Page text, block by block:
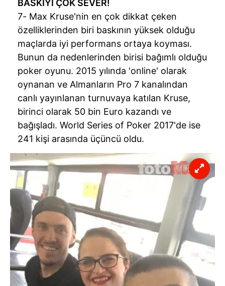
BASKIYI ÇOK SEVER!
7- Max Kruse'nin en çok dikkat çeken
özelliklerinden biri baskının yüksek olduğu
maçlarda iyi performans ortaya koyması.
Bunun da nedenlerinden birisi bağımlı olduğu
poker oyunu. 2015 yılında 'online' olarak
oynanan ve Almanların Pro 7 kanalından
canlı yayınlanan turnuvaya katılan Kruse,
birinci olarak 50 bin Euro kazandı ve
bağışladı. World Series of Poker 2017'de ise
241 kişi arasında üçüncü oldu.